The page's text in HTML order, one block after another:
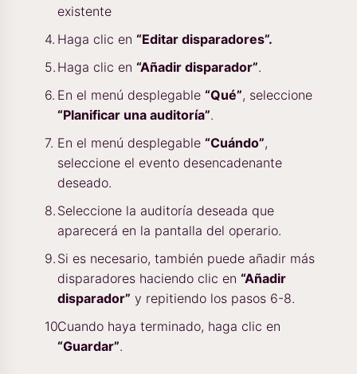
existente
Haga clic en “Editar disparadores”.
Haga clic en “Añadir disparador”.
En el menú desplegable “Qué”, seleccione
“Planificar una auditoría”.
En el menú desplegable “Cuándo”,
seleccione el evento desencadenante
deseado.
Seleccione la auditoría deseada que
aparecerá en la pantalla del operario.
Si es necesario, también puede añadir más
disparadores haciendo clic en “Añadir
disparador” y repitiendo los pasos 6-8.
Cuando haya terminado, haga clic en
“Guardar”.